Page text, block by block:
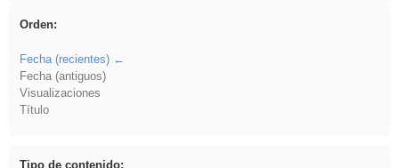
Orden:
Fecha (recientes)
Fecha (antiguos)
Visualizaciones
Título
Tipo de contenido: